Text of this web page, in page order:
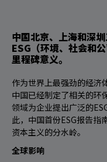
中国北京、上海和深
ESG（环境、社会和
里程碑意义。
作为世界上最强劲的经济
中国已经制定了相关的环
领域为企业提出广泛的
此，中国首份ESG报告指
资本主义的分水岭。
全球影响